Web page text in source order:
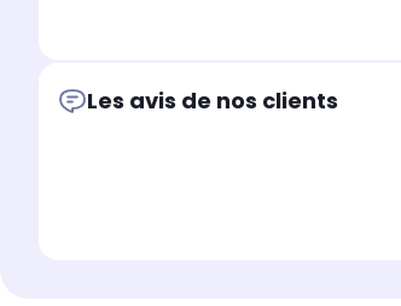
Les avis de nos clients